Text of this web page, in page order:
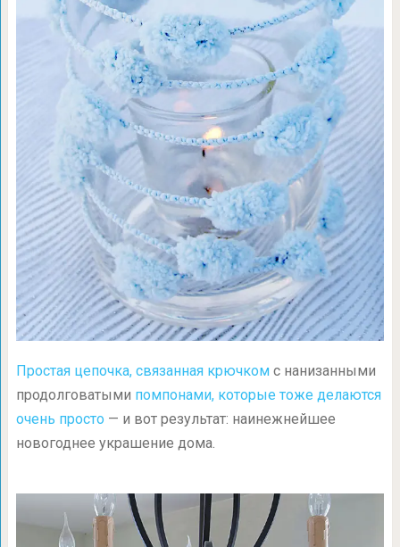
Простая цепочка, связанная крючкомс нанизанными
продолговатыми помпонами, которые тоже делаются
очень просто — и вот результат: наинежнейшее
новогоднее украшение дома.